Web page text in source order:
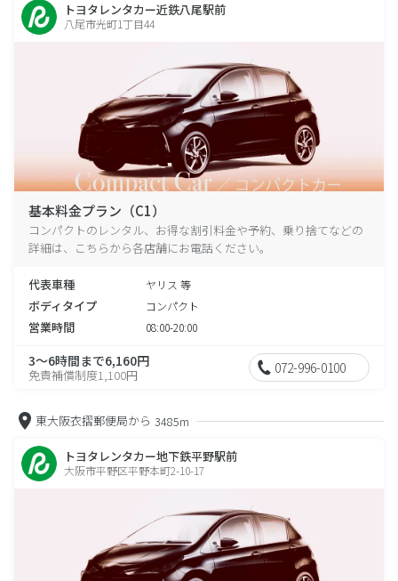
トヨタレンタカー近鉄八尾駅前
八尾市光町1丁目44
基本料金プラン（C1）
コンパクトのレンタル、お得な割引料金や予約、乗り捨てなどの
詳細は、こちらから各店舗にお電話ください。
代表車種 ヤリス 等
ボディタイプ コンパクト
営業時間 08:00-20:00
3～6時間まで6,160円
免責補償制度1,100円 072-996-0100
東大阪衣摺郵便局から 3485m
トヨタレンタカー地下鉄平野駅前
大阪市平野区平野本町2-10-17